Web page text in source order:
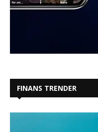
FINANS TRENDER